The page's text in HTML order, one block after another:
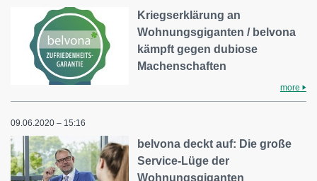
Kriegserklärung an
Wohnungsgiganten / belvona
kämpft gegen dubiose
Machenschaften
more
09.06.2020 – 15:16
belvona deckt auf: Die große
Service-Lüge der
Wohnungsgiganten